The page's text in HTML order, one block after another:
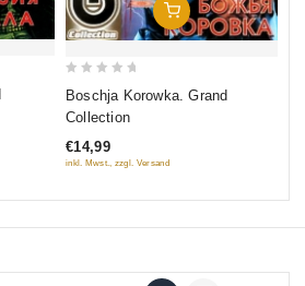
In Den Warenkorb
5
Boschja Korowka. Grand
Collection
€14,99
inkl. Mwst., zzgl. Versand